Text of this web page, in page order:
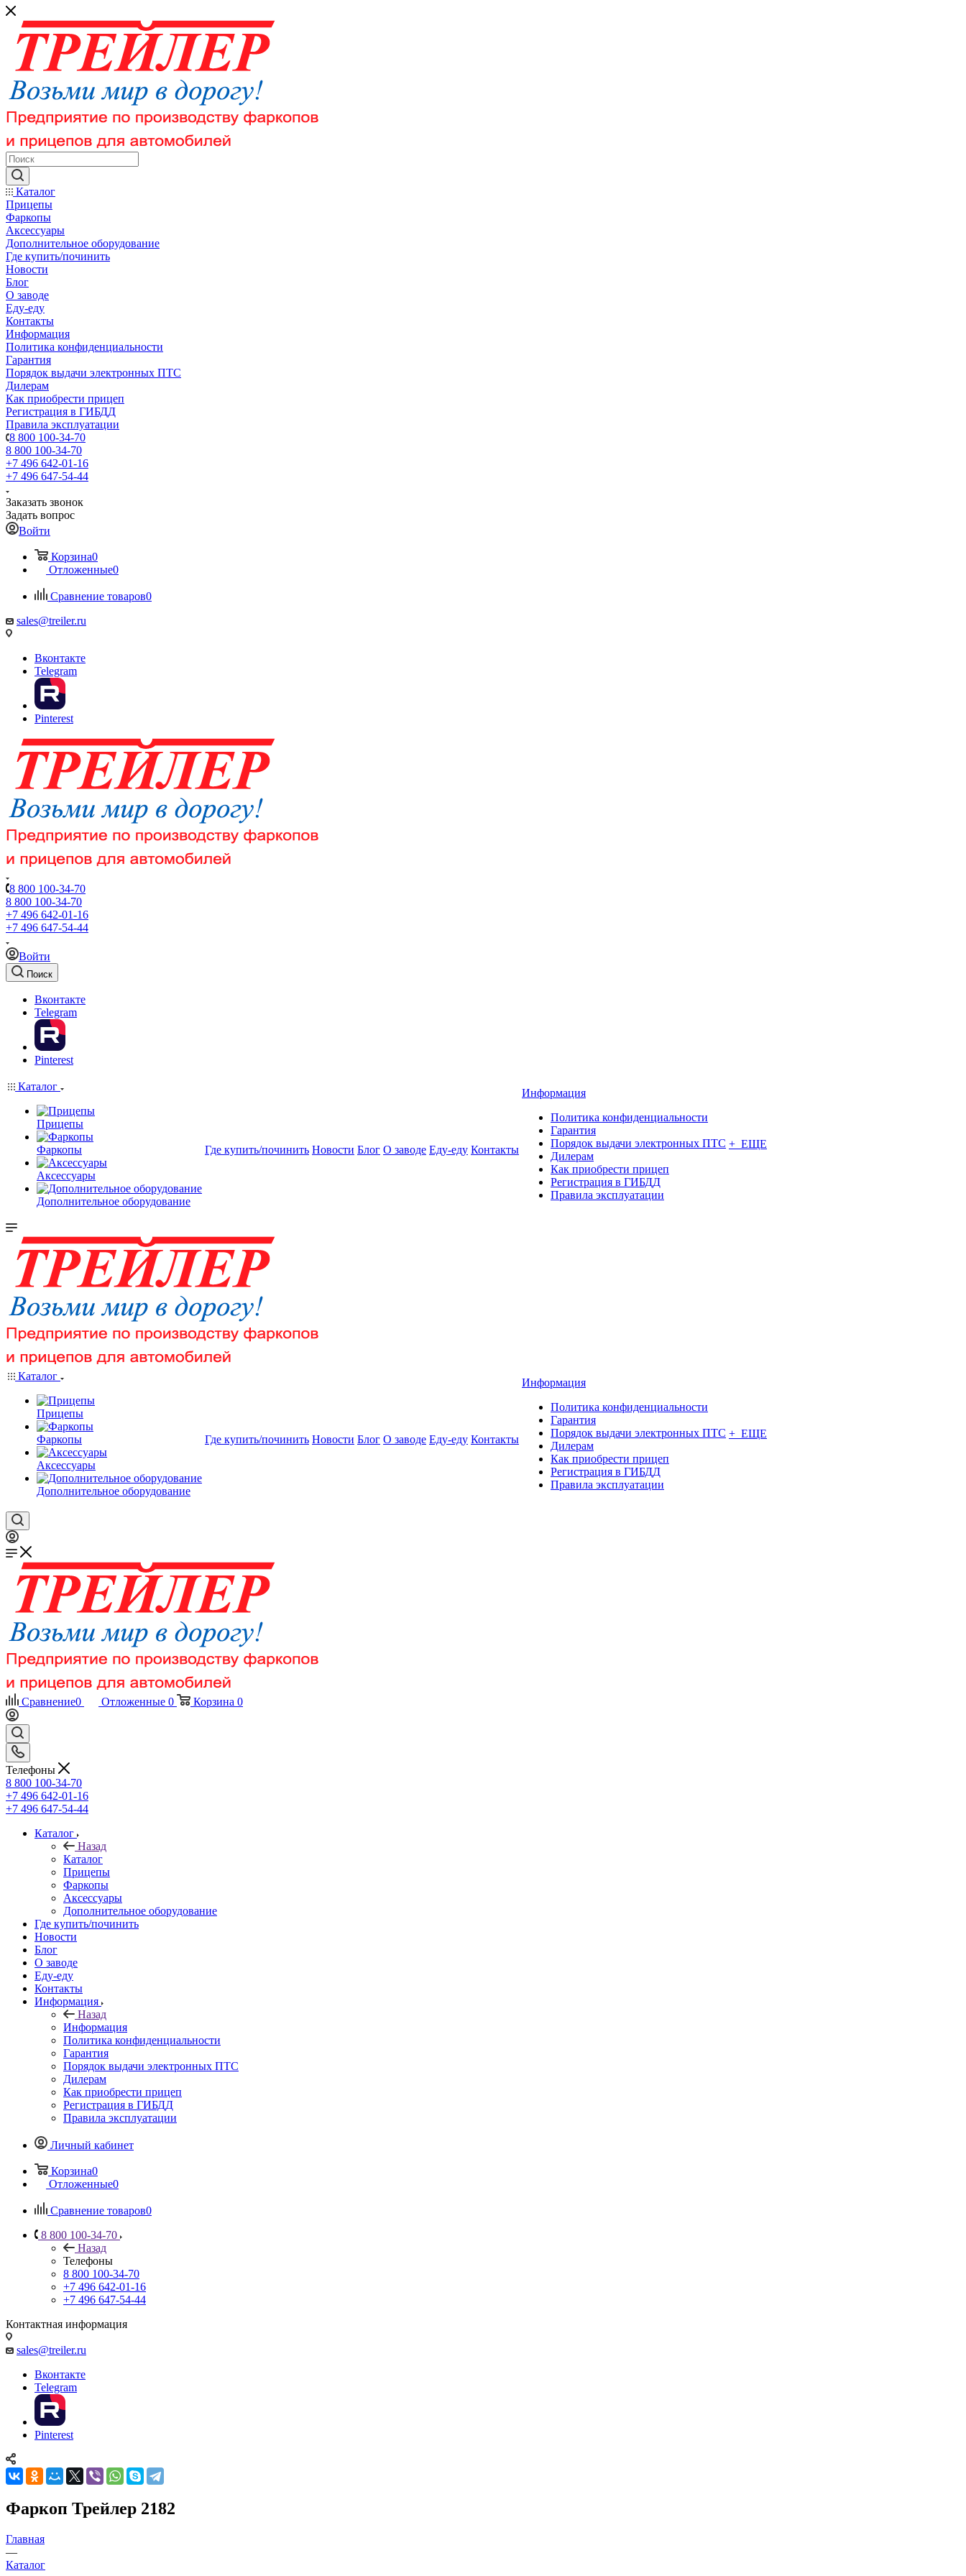
Каталог
Прицепы
Фаркопы
Аксессуары
Дополнительное оборудование
Где купить/починить
Новости
Блог
О заводе
Еду-еду
Контакты
Информация
Политика конфиденциальности
Гарантия
Порядок выдачи электронных ПТС
Дилерам
Как приобрести прицеп
Регистрация в ГИБДД
Правила эксплуатации
8 800 100-34-70
8 800 100-34-70
+7 496 642-01-16
+7 496 647-54-44
Заказать звонок
Задать вопрос
Войти
Корзина0
Отложенные0
Сравнение товаров0
sales@treiler.ru
Вконтакте
Telegram
Pinterest
8 800 100-34-70
8 800 100-34-70
+7 496 642-01-16
+7 496 647-54-44
Войти
Поиск
Вконтакте
Telegram
Pinterest
Каталог
Прицепы
Фаркопы
Аксессуары
Дополнительное оборудование
Где купить/починить Новости Блог О заводе Еду-еду Контакты
Информация
Политика конфиденциальности
Гарантия
Порядок выдачи электронных ПТС
Дилерам
Как приобрести прицеп
Регистрация в ГИБДД
Правила эксплуатации
+ ЕЩЕ
Каталог
Прицепы
Фаркопы
Аксессуары
Дополнительное оборудование
Где купить/починить Новости Блог О заводе Еду-еду Контакты
Информация
Политика конфиденциальности
Гарантия
Порядок выдачи электронных ПТС
Дилерам
Как приобрести прицеп
Регистрация в ГИБДД
Правила эксплуатации
+ ЕЩЕ
Сравнение0 Отложенные 0 Корзина 0
Телефоны
8 800 100-34-70
+7 496 642-01-16
+7 496 647-54-44
Каталог
Назад
Каталог
Прицепы
Фаркопы
Аксессуары
Дополнительное оборудование
Где купить/починить
Новости
Блог
О заводе
Еду-еду
Контакты
Информация
Назад
Информация
Политика конфиденциальности
Гарантия
Порядок выдачи электронных ПТС
Дилерам
Как приобрести прицеп
Регистрация в ГИБДД
Правила эксплуатации
Личный кабинет
Корзина0
Отложенные0
Сравнение товаров0
8 800 100-34-70
Назад
Телефоны
8 800 100-34-70
+7 496 642-01-16
+7 496 647-54-44
Контактная информация
sales@treiler.ru
Вконтакте
Telegram
Pinterest
Фаркоп Трейлер 2182
Главная
—
Каталог